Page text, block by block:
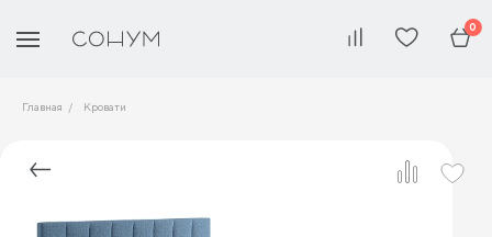
0
Главная Кровати